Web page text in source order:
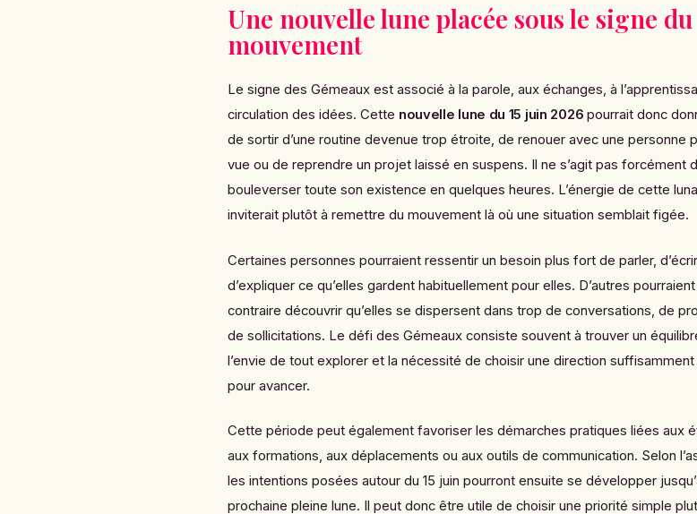
Une nouvelle lune placée sous le signe du
mouvement
Le signe des Gémeaux est associé à la parole, aux échanges, à
circulation des idées. Cette nouvelle lune du 15 juin 2026 pourrait donc
de sortir d’une routine devenue trop étroite, de renouer avec une personne
vue ou de reprendre un projet laissé en suspens. Il ne s’agit pas forcément
bouleverser toute son existence en quelques heures. L’énergie de cette
inviterait plutôt à remettre du mouvement là où une situation semblait figée.
Certaines personnes pourraient ressentir un besoin plus fort de parler,
d’expliquer ce qu’elles gardent habituellement pour elles. D’autres pourraient
contraire découvrir qu’elles se dispersent dans trop de conversations, de
de sollicitations. Le défi des Gémeaux consiste souvent à trouver un
l’envie de tout explorer et la nécessité de choisir une direction suffisamment
pour avancer.
Cette période peut également favoriser les démarches pratiques liées aux
aux formations, aux déplacements ou aux outils de communication. Selon
les intentions posées autour du 15 juin pourront ensuite se développer
prochaine pleine lune. Il peut donc être utile de choisir une priorité simple